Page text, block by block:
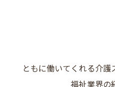
ともに働いてくれる介護
福祉業界の